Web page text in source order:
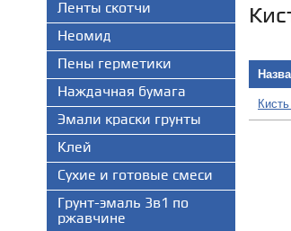
Ленты скотчи
Неомид
Пены герметики
Наждачная бумага
Эмали краски грунты
Клей
Сухие и готовые смеси
Грунт-эмаль 3в1 по
ржавчине